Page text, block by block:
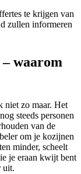
te krijgen van
zullen informeren
waarom
niet zo maar. Het
steeds personen
van de
om je kozijnen
minder, scheelt
je eraan kwijt bent
uit.